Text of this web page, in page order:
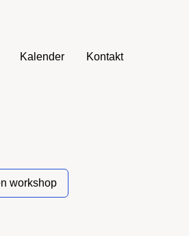
Kalender Kontakt
workshop